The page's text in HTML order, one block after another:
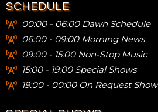
SCHEDULE
00:00 - 06:00 Dawn Schedule
06:00 - 09:00 Morning News
09:00 - 15:00 Non-Stop Music
15:00 - 19:00 Special Shows
19:00 - 00:00 On Request Show